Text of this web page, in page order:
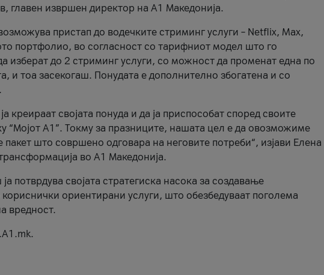
главен извршен директор на А1 Македонија.
пристап до водечките стриминг услуги – Netflix, Max,
портфолио, во согласност со тарифниот модел што го
изберат до 2 стриминг услуги, со можност да променат една по
и тоа засекогаш. Понудата е дополнително збогатена и со
креираат својата понуда и да ја приспособат според своите
“Мојот А1”. Токму за празниците, нашата цел е да овозможиме
што совршено одговара на неговите потреби“, изјави Елена
во А1 Македонија.
потврдува својата стратегиска насока за создавање
ориентирани услуги, што обезбедуваат поголема
вредност.